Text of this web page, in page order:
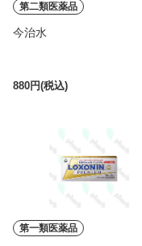
第二類医薬品
今治水
880円(税込)
第一類医薬品